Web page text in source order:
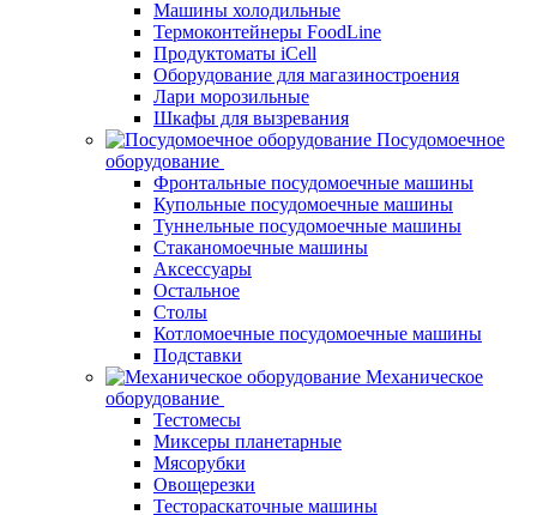
Машины холодильные
Термоконтейнеры FoodLine
Продуктоматы iCell
Оборудование для магазиностроения
Лари морозильные
Шкафы для вызревания
Посудомоечное
оборудование
Фронтальные посудомоечные машины
Купольные посудомоечные машины
Туннельные посудомоечные машины
Стаканомоечные машины
Аксессуары
Остальное
Столы
Котломоечные посудомоечные машины
Подставки
Механическое
оборудование
Тестомесы
Миксеры планетарные
Мясорубки
Овощерезки
Тестораскаточные машины